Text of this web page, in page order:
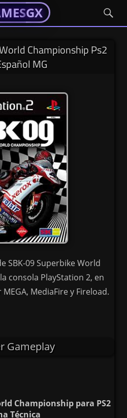
GX
Championship Ps2
MG
SBK-09 Superbike World
consola PlayStation 2, en
MediaFire y Fireload.
Gameplay
Championship para PS2
Técnica